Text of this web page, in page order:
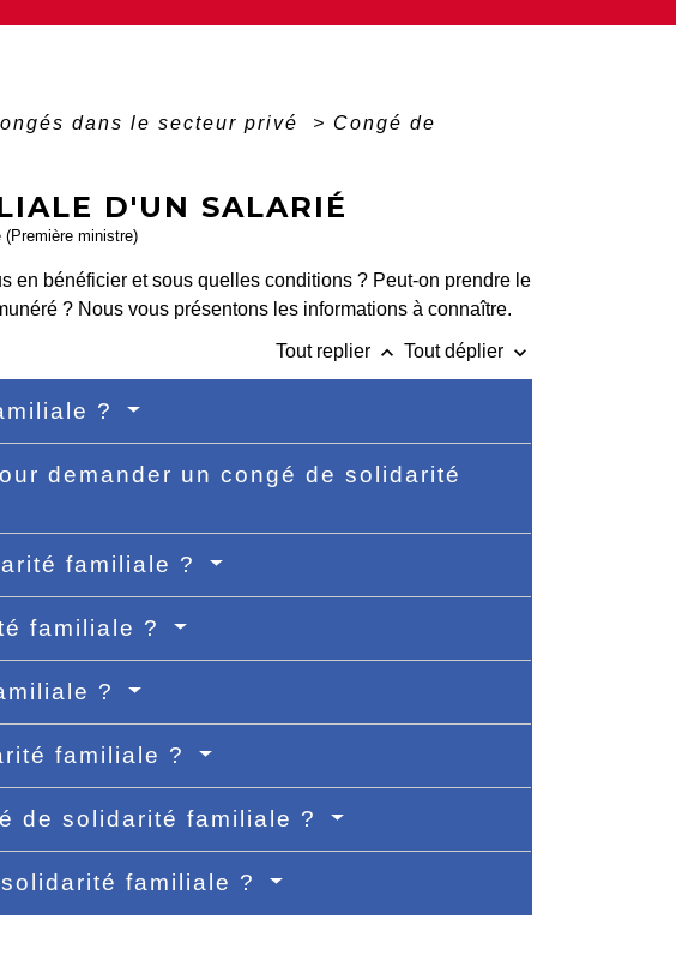
dans le secteur privé > Congé de
D'UN SALARIÉ
ministre)
en bénéficier et sous quelles conditions ? Peut-on prendre le
? Nous vous présentons les informations à connaître.
Tout replier keyboard_arrow_up Tout déplier keyboard_arrow_down
?
demander un congé de solidarité
familiale ?
familiale ?
?
familiale ?
de solidarité familiale ?
familiale ?